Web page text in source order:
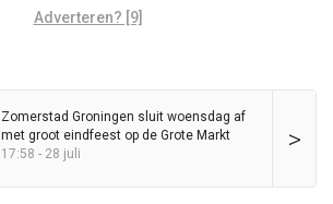
Adverteren? [9]
>
Zomerstad Groningen sluit woensdag af
met groot eindfeest op de Grote Markt
17:58 - 28 juli